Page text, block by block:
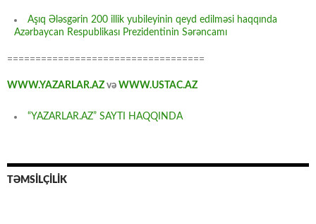
Aşıq Ələsgərin 200 illik yubileyinin qeyd edilməsi haqqında
Azərbaycan Respublikası Prezidentinin Sərəncamı
===================================
WWW.YAZARLAR.AZ və WWW.USTAC.AZ
“YAZARLAR.AZ” SAYTI HAQQINDA
TƏMSİLÇİLİK